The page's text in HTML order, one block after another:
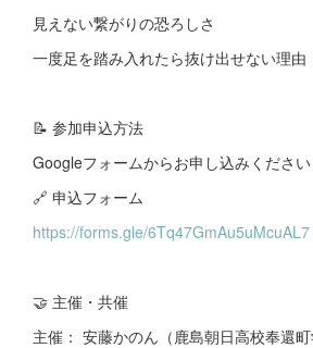
見えない繋がりの恐ろしさ
一度足を踏み入れたら抜け出せない理由
📝 参加申込方法
Googleフォームからお申し込みください
🔗 申込フォーム
https://forms.gle/6Tq47GmAu5uMcuAL7
🤝 主催・共催
主催： 安藤かのん（鹿島朝日高校奉還